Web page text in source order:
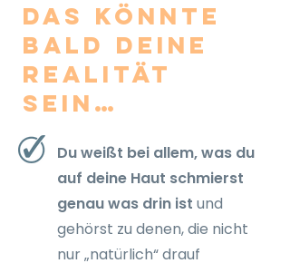
Das könnte
bald deine
Realität
sein…
Du weißt bei allem, was du
auf deine Haut schmierst
genau was drin ist und
gehörst zu denen, die nicht
nur „natürlich“ drauf